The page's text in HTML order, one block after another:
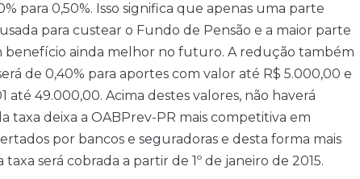
para 0,50%. Isso significa que apenas uma parte
para custear o Fundo de Pensão e a maior parte
benefício ainda melhor no futuro. A redução também
de 0,40% para aportes com valor até R$ 5.000,00 e
até 49.000,00. Acima destes valores, não haverá
taxa deixa a OABPrev-PR mais competitiva em
por bancos e seguradoras e desta forma mais
será cobrada a partir de 1º de janeiro de 2015.